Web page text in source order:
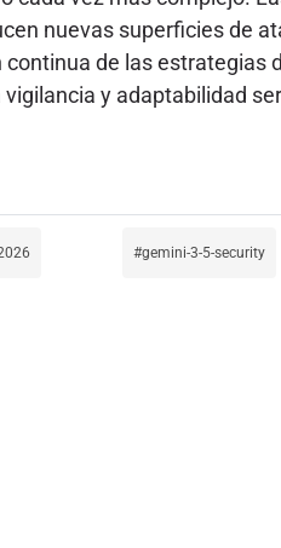
nuevas superficies de
de las
y adaptabilidad
gemini-3-5-security